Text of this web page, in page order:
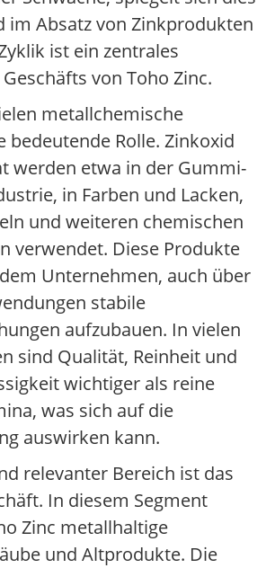
im Absatz von Zinkprodukten
ist ein zentrales
von Toho Zinc.
metallchemische
bedeutende Rolle. Zinkoxid
werden etwa in der Gummi-
in Farben und Lacken,
und weiteren chemischen
verwendet. Diese Produkte
Unternehmen, auch über
stabile
aufzubauen. In vielen
sind Qualität, Reinheit und
wichtiger als reine
was sich auf die
auswirken kann.
relevanter Bereich ist das
In diesem Segment
Zinc metallhaltige
und Altprodukte. Die